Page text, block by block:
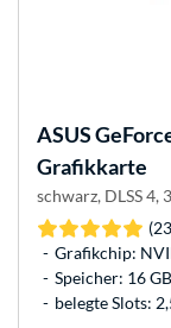
ASUS
Grafikkarte
schwarz, DLSS 4,
Grafikchip:
Speicher: 16
belegte Slots: